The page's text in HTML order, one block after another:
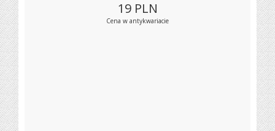
19 PLN
Cena w antykwariacie